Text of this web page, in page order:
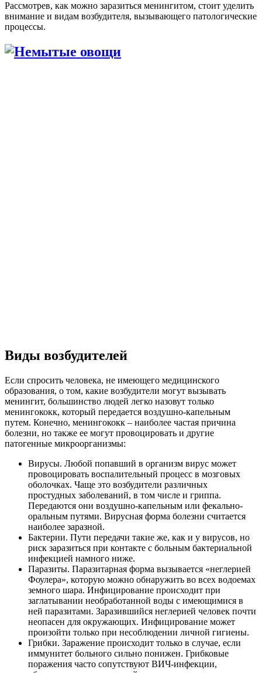
Рассмотрев, как можно заразиться менингитом, стоит уделить
внимание и видам возбудителя, вызывающего патологические
процессы.
Виды возбудителей
Если спросить человека, не имеющего медицинского
образования, о том, какие возбудители могут вызывать
менингит, большинство людей легко назовут только
менингококк, который передается воздушно-капельным
путем. Конечно, менингококк – наиболее частая причина
болезни, но также ее могут провоцировать и другие
патогенные микроорганизмы:
Вирусы. Любой попавший в организм вирус может
провоцировать воспалительный процесс в мозговых
оболочках. Чаще это возбудители различных
простудных заболеваний, в том числе и гриппа.
Передаются они воздушно-капельным или фекально-
оральным путями. Вирусная форма болезни считается
наиболее заразной.
Бактерии. Пути передачи такие же, как и у вирусов, но
риск заразиться при контакте с больным бактериальной
инфекцией намного ниже.
Паразиты. Паразитарная форма вызывается «неглерией
Фоулера», которую можно обнаружить во всех водоемах
земного шара. Инфицирование происходит при
заглатывании необработанной воды с имеющимися в
ней паразитами. Заразившийся неглерией человек почти
неопасен для окружающих. Инфицирование может
произойти только при несоблюдении личной гигиены.
Грибки. Заражение происходит только в случае, если
иммунитет больного сильно понижен. Грибковые
поражения часто сопутствуют ВИЧ-инфекции,